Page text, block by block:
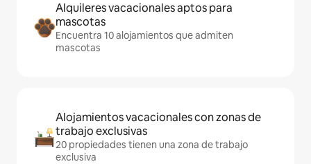
Alquileres vacacionales aptos para
mascotas
Encuentra 10 alojamientos que admiten
mascotas
Alojamientos vacacionales con zonas de
trabajo exclusivas
20 propiedades tienen una zona de trabajo
exclusiva